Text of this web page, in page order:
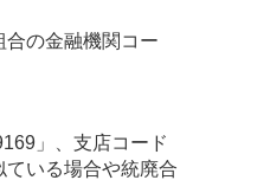
の金融機関コー
」、支店コード
ている場合や統廃合